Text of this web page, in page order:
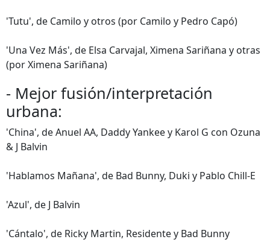
'Tutu', de Camilo y otros (por Camilo y Pedro Capó)
'Una Vez Más', de Elsa Carvajal, Ximena Sariñana y otras
(por Ximena Sariñana)
- Mejor fusión/interpretación
urbana:
'China', de Anuel AA, Daddy Yankee y Karol G con Ozuna
& J Balvin
'Hablamos Mañana', de Bad Bunny, Duki y Pablo Chill-E
'Azul', de J Balvin
'Cántalo', de Ricky Martin, Residente y Bad Bunny